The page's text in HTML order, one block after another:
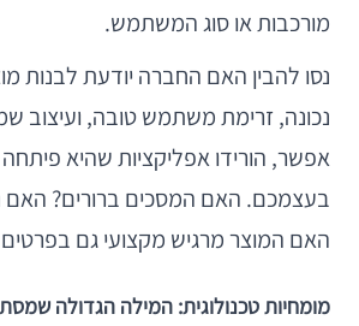
מורכבות או סוג המשתמש.
נסו להבין האם החברה יודעת לבנות
נכונה, זרימת משתמש טובה, ועיצוב
אפשר, הורידו אפליקציות שהיא פיתחה
בעצמכם. האם המסכים ברורים?
האם המוצר מרגיש מקצועי גם
מומחיות טכנולוגית: המילה הגדולה